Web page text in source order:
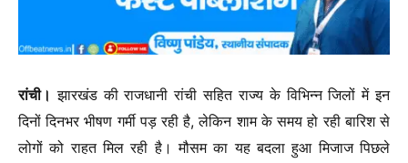
रांची। झारखंड की राजधानी रांची सहित राज्य के विभिन्न जिलों में इन
दिनों दिनभर भीषण गर्मी पड़ रही है, लेकिन शाम के समय हो रही बारिश से
लोगों को राहत मिल रही है। मौसम का यह बदला हुआ मिजाज पिछले